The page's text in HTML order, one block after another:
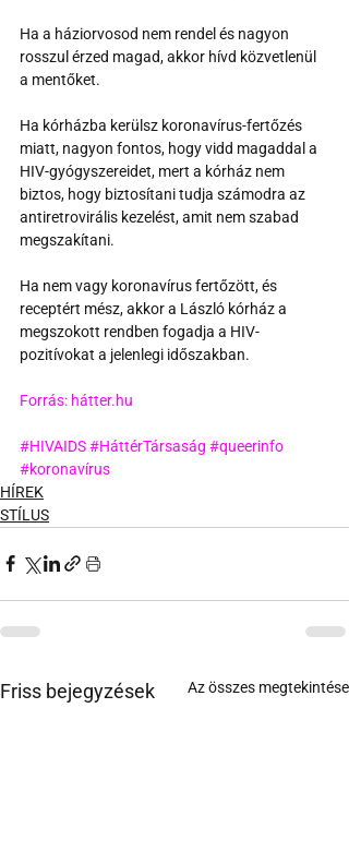
Ha a háziorvosod nem rendel és nagyon
rosszul érzed magad, akkor hívd közvetlenül
a mentőket.
Ha kórházba kerülsz koronavírus-fertőzés
miatt, nagyon fontos, hogy vidd magaddal a
HIV-gyógyszereidet, mert a kórház nem
biztos, hogy biztosítani tudja számodra az
antiretrovirális kezelést, amit nem szabad
megszakítani.
Ha nem vagy koronavírus fertőzött, és
receptért mész, akkor a László kórház a
megszokott rendben fogadja a HIV-
pozitívokat a jelenlegi időszakban.
Forrás: hátter.hu
#HIVAIDS#HáttérTársaság #queerinfo
#koronavírus
HÍREK
STÍLUS
Friss bejegyzések Az összes megtekintése